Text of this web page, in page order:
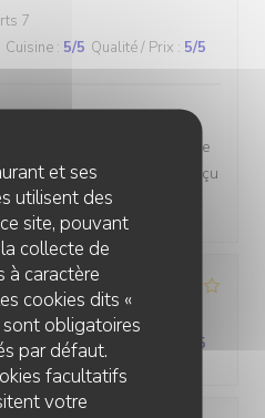
et ses
utilisent des
site, pouvant
collecte de
à caractère
cookies dits «
sont obligatoires
par défaut.
facultatifs
votre
7
Cuisine : 5/5 Qualité / Prix : 5/5
et cela ne sera pas la
pour fêter l'anniversaire de
nous n'avons pas étais déçu
4
Cuisine:3/5 Qualité / Prix /5